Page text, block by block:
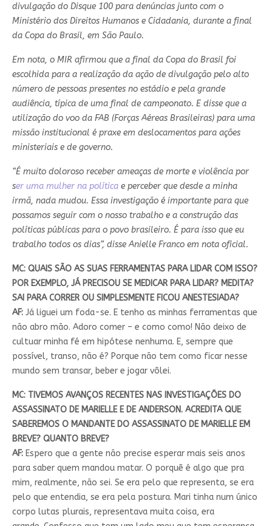
divulgação do Disque 100 para denúncias junto com o
Ministério dos Direitos Humanos e Cidadania, durante a final
da Copa do Brasil, em São Paulo.
Em nota, o MIR afirmou que a final da Copa do Brasil foi
escolhida para a realização da ação de divulgação pelo alto
número de pessoas presentes no estádio e pela grande
audiência, típica de uma final de campeonato. E disse que a
utilização do voo da FAB (Forças Aéreas Brasileiras) para uma
missão institucional é praxe em deslocamentos para ações
ministeriais e de governo.
“É muito doloroso receber ameaças de morte e violência por
ser uma mulher na políticae perceber que desde a minha
irmã, nada mudou. Essa investigação é importante para que
possamos seguir com o nosso trabalho e a construção das
políticas públicas para o povo brasileiro. É para isso que eu
trabalho todos os dias”, disse Anielle Franco em nota oficial.
MC: QUAIS SÃO AS SUAS FERRAMENTAS PARA LIDAR COM ISSO?
POR EXEMPLO, JÁ PRECISOU SE MEDICAR PARA LIDAR? MEDITA?
SAI PARA CORRER OU SIMPLESMENTE FICOU ANESTESIADA?
AF:Já liguei um foda-se. E tenho as minhas ferramentas que
não abro mão. Adoro comer – e como como! Não deixo de
cultuar minha fé em hipótese nenhuma. E, sempre que
possível, transo, não é? Porque não tem como ficar nesse
mundo sem transar, beber e jogar vôlei.
MC: TIVEMOS AVANÇOS RECENTES NAS INVESTIGAÇÕES DO
ASSASSINATO DE MARIELLE E DE ANDERSON. ACREDITA QUE
SABEREMOS O MANDANTE DO ASSASSINATO DE MARIELLE EM
BREVE? QUANTO BREVE?
AF: Espero que a gente não precise esperar mais seis anos
para saber quem mandou matar. O porquê é algo que pra
mim, realmente, não sei. Se era pelo que representa, se era
pelo que entendia, se era pela postura. Mari tinha num único
corpo lutas plurais, representava muita coisa, era